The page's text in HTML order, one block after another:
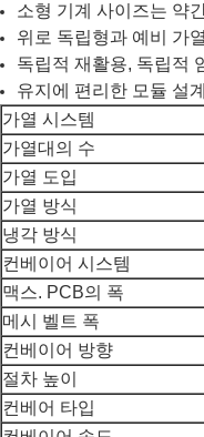
소형 기계 사이즈는 약
위로 독립형과 예비 가
독립적 재활용, 독립적
유지에 편리한 모듈 설계
가열 시스템
가열대의 수
가열 도입
가열 방식
냉각 방식
컨베이어 시스템
맥스. PCB의 폭
메시 벨트 폭
컨베이어 방향
절차 높이
컨베어 타입